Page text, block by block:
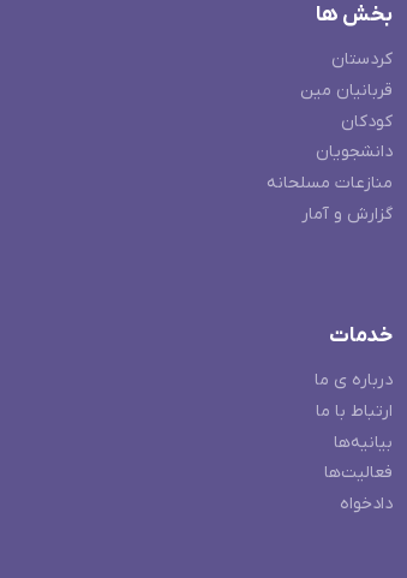
بخش ها
کردستان
قربانیان مین
کودکان
دانشجویان
منازعات مسلحانه
گزارش و آمار
خدمات
درباره ی ما
ارتباط با ما
بیانیه‌ها
فعالیت‌ها
دادخواه